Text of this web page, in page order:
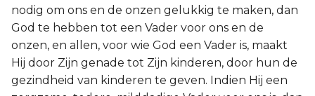
nodig om ons en de onzen gelukkig te maken, dan
God te hebben tot een Vader voor ons en de
onzen, en allen, voor wie God een Vader is, maakt
Hij door Zijn genade tot Zijn kinderen, door hun de
gezindheid van kinderen te geven. Indien Hij een